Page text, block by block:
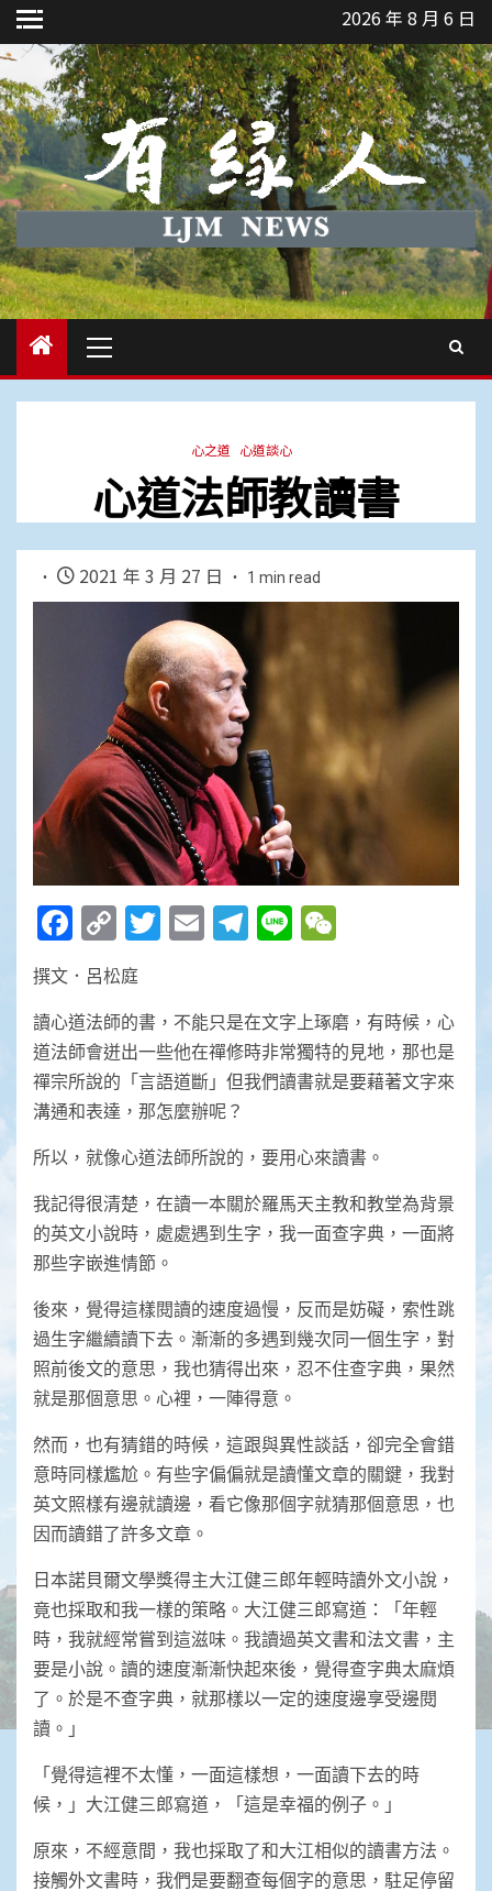
Skip
to
content
2026 年 8 月 6 日
Menu
心之道 心道談心
心道法師教讀書
2021 年 3 月 27 日 1 min read
Facebook
Copy
Link
Twitter
EmailTelegram
Line
撰文．呂松庭
讀心道法師的書，不能只是在文字上琢磨，有時候，心
道法師會迸出一些他在禪修時非常獨特的見地，那也是
禪宗所說的「言語道斷」但我們讀書就是要藉著文字來
溝通和表達，那怎麼辦呢？
所以，就像心道法師所說的，要用心來讀書。
我記得很清楚，在讀一本關於羅馬天主教和教堂為背景
的英文小說時，處處遇到生字，我一面查字典，一面將
那些字嵌進情節。
後來，覺得這樣閱讀的速度過慢，反而是妨礙，索性跳
過生字繼續讀下去。漸漸的多遇到幾次同一個生字，對
照前後文的意思，我也猜得出來，忍不住查字典，果然
就是那個意思。心裡，一陣得意。
然而，也有猜錯的時候，這跟與異性談話，卻完全會錯
意時同樣尷尬。有些字偏偏就是讀懂文章的關鍵，我對
英文照樣有邊就讀邊，看它像那個字就猜那個意思，也
因而讀錯了許多文章。
日本諾貝爾文學獎得主大江健三郎年輕時讀外文小說，
竟也採取和我一樣的策略。大江健三郎寫道：「年輕
時，我就經常嘗到這滋味。我讀過英文書和法文書，主
要是小說。讀的速度漸漸快起來後，覺得查字典太麻煩
了。於是不查字典，就那樣以一定的速度邊享受邊閱
讀。」
「覺得這裡不太懂，一面這樣想，一面讀下去的時
候，」大江健三郎寫道，「這是幸福的例子。」
原來，不經意間，我也採取了和大江相似的讀書方法。
接觸外文書時，我們是要翻查每個字的意思，駐足停留